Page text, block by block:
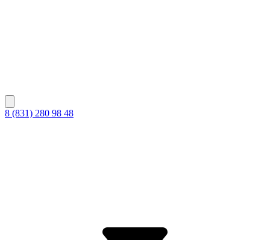
8 (831) 280 98 48